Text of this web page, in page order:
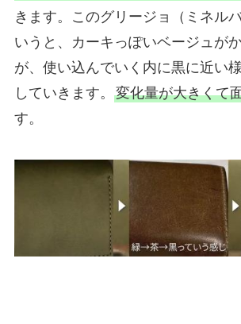
きます。このグリージョ（ミネル
いうと、カーキっぽいベージュが
が、使い込んでいく内に黒に近い
していきます。 変化量が大きくて
す。